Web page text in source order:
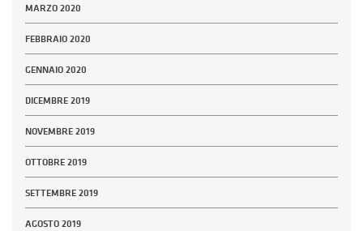
MARZO 2020
FEBBRAIO 2020
GENNAIO 2020
DICEMBRE 2019
NOVEMBRE 2019
OTTOBRE 2019
SETTEMBRE 2019
AGOSTO 2019